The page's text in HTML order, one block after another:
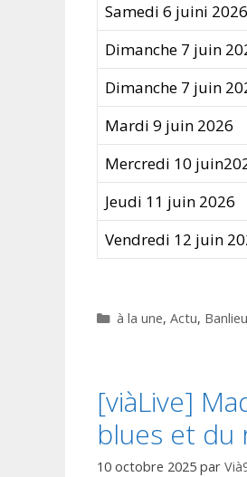
Samedi 6 juini 2026
Dimanche 7 juin
Dimanche 7 juin
Mardi 9 juin 2026
Mercredi 10
Jeudi 11 juin 2026
Vendredi 12 juin
Catégories
à la une, Actu,
[viàLive]
blues et du
10 octobre 2025 par